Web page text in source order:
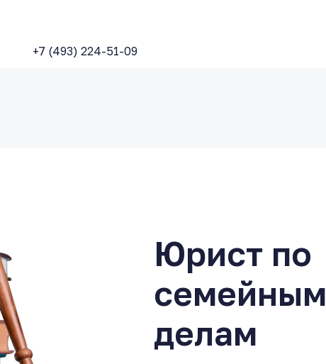
+7 (493) 224-51-09
Юрист по
семейным
делам